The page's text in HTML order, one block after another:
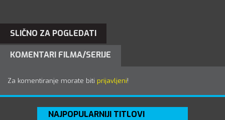
SLIČNO ZA POGLEDATI
KOMENTARI FILMA/SERIJE
Za komentiranje morate biti prijavljeni!
NAJPOPULARNIJI TITLOVI